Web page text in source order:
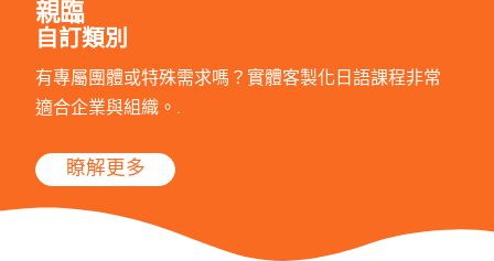
親臨
自訂類別
有專屬團體或特殊需求嗎？實體客製化日語課程非常
適合企業與組織。.
瞭解更多